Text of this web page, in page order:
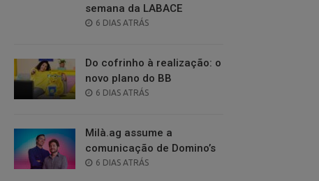
semana da LABACE
POSTED
6 DIAS ATRÁS
Do cofrinho à realização: o
novo plano do BB
POSTED
6 DIAS ATRÁS
Milà.ag assume a
comunicação de Domino’s
POSTED
6 DIAS ATRÁS